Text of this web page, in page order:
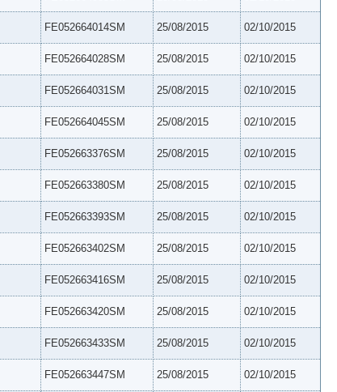
FE052664014SM 25/08/2015 02/10/2015
FE052664028SM 25/08/2015 02/10/2015
FE052664031SM 25/08/2015 02/10/2015
FE052664045SM 25/08/2015 02/10/2015
FE052663376SM 25/08/2015 02/10/2015
FE052663380SM 25/08/2015 02/10/2015
FE052663393SM 25/08/2015 02/10/2015
FE052663402SM 25/08/2015 02/10/2015
FE052663416SM 25/08/2015 02/10/2015
FE052663420SM 25/08/2015 02/10/2015
FE052663433SM 25/08/2015 02/10/2015
FE052663447SM 25/08/2015 02/10/2015